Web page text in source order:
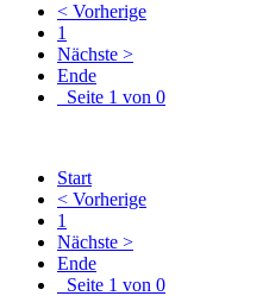
< Vorherige
1
Nächste >
Ende
Seite 1 von 0
Start
< Vorherige
1
Nächste >
Ende
Seite 1 von 0